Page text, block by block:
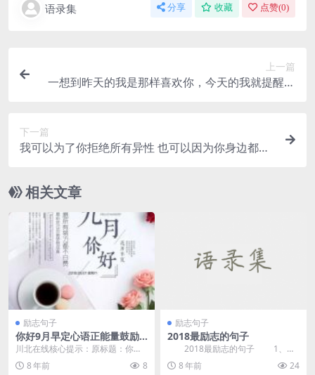
语录集 分享 收藏 点赞(0)
上一篇
一想到昨天的我是那样喜欢你，今天的我就提醒自
下一篇
我可以为了你拒绝所有异性 也可以因为你身边都是
相关文章
励志句子
你好9月早定心语正能量鼓励
句子 九月早上好正能量图片带
川北在线核心提示：原标题：你好9
月早安心语正能量激励句子 九月早
上好正能量图片带...
8 年前 8
励志句子
2018最励志的句子
2018最励志的句子 1、成
功呈概率分布，关键是你能不能坚
持到成功开始呈...
8 年前 24